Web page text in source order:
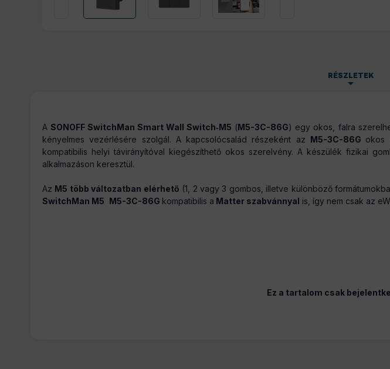
RÉSZLETEK
ASONOFF SwitchMan Smart Wall Switch‑M5 (M5-3C-86G) egy okos, falra
kényelmes vezérlésére szolgál. A kapcsolócsalád részeként az M5-3C-86G okos
kompatibilis helyi távirányítóval kiegészíthető okos szerelvény. A készülék fizikai
alkalmazáson keresztül.
Az M5 több változatban elérhető (1, 2 vagy 3 gombos, illetve különböző
SwitchMan M5 M5-3C-86G kompatibilis a Matter szabvánnyal is, így nem csak az
Ez a tartalom csak
Tömeg: 195 g/db